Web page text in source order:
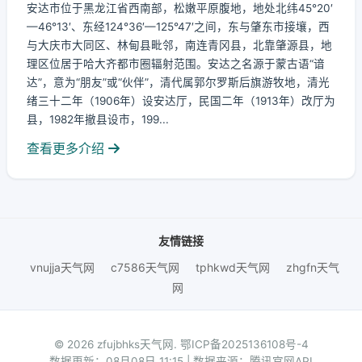
安达市位于黑龙江省西南部，松嫩平原腹地，地处北纬45°20′
—46°13′、东经124°36′—125°47′之间，东与肇东市接壤，西
与大庆市大同区、林甸县毗邻，南连青冈县，北靠肇源县，地
理区位居于哈大齐都市圈辐射范围。安达之名源于蒙古语“谙
达”，意为“朋友”或“伙伴”，清代属郭尔罗斯后旗游牧地，清光
绪三十二年（1906年）设安达厅，民国二年（1913年）改厅为
县，1982年撤县设市，199...
查看更多介绍
友情链接
vnujja天气网
c7586天气网 tphkwd天气网
zhgfn天气
网
© 2026 zfujbhks天气网. 鄂ICP备2025136108号-4